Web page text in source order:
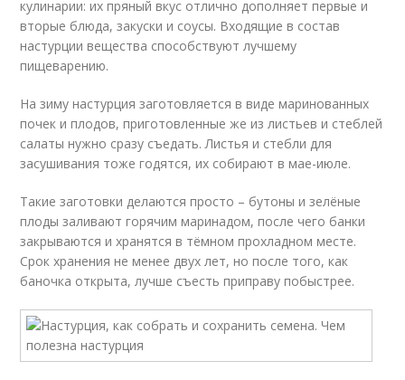
кулинарии: их пряный вкус отлично дополняет первые и
вторые блюда, закуски и соусы. Входящие в состав
настурции вещества способствуют лучшему
пищеварению.
На зиму настурция заготовляется в виде маринованных
почек и плодов, приготовленные же из листьев и стеблей
салаты нужно сразу съедать. Листья и стебли для
засушивания тоже годятся, их собирают в мае-июле.
Такие заготовки делаются просто – бутоны и зелёные
плоды заливают горячим маринадом, после чего банки
закрываются и хранятся в тёмном прохладном месте.
Срок хранения не менее двух лет, но после того, как
баночка открыта, лучше съесть приправу побыстрее.